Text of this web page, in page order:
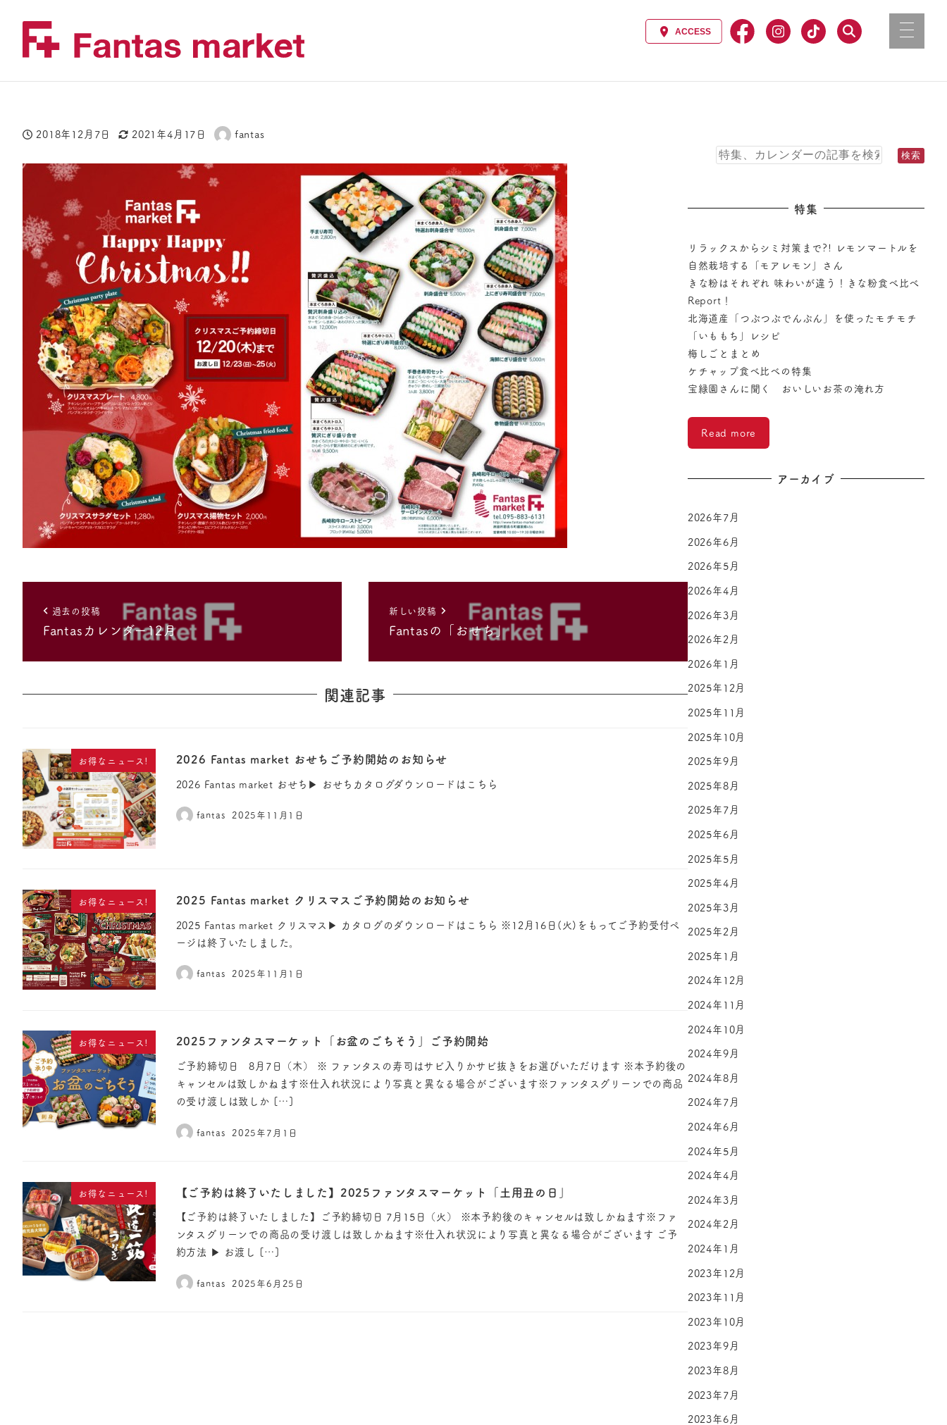
投稿日
2018年12月7日
更新日
2021年4月17日
著
fantas
過去の投稿
Fantasカレンダー12月
新しい投稿
Fantasの「おせち」
関連記事
お得なニュース! 2026 Fantas market おせちご予約開始のお知らせ
2026 Fantas market おせち▶︎ おせちカタログダウンロードはこちら
fantas 2025年11月1日
お得なニュース! 2025 Fantas market クリスマスご予約開始のお知らせ
2025 Fantas market クリスマス▶︎ カタログのダウンロードはこちら ※12月16日(火)をもってご予約受付ペ
ージは終了いたしました。
fantas 2025年11月1日
お得なニュース! 2025ファンタスマーケット「お盆のごちそう」ご予約開始
ご予約締切日 8月7日（木） ※ ファンタスの寿司はサビ入りかサビ抜きをお選びいただけます ※本予約後の
キャンセルは致しかねます※仕入れ状況により写真と異なる場合がございます※ファンタスグリーンでの商品
の受け渡しは致しか […]
fantas 2025年7月1日
お得なニュース! 【ご予約は終了いたしました】2025ファンタスマーケット「土用丑の日」
【ご予約は終了いたしました】ご予約締切日 7月15日（火） ※本予約後のキャンセルは致しかねます※ファ
ンタスグリーンでの商品の受け渡しは致しかねます※仕入れ状況により写真と異なる場合がございます ご予
約方法 ▶︎ お渡し […]
fantas 2025年6月25日
特集
リラックスからシミ対策まで?! レモンマートルを
自然栽培する「モアレモン」さん
きな粉はそれぞれ 味わいが違う！きな粉食べ比べ
Report！
北海道産「つぶつぶでんぷん」を使ったモチモチ
「いももち」レシピ
梅しごとまとめ
ケチャップ食べ比べの特集
宝緑園さんに聞く おいしいお茶の淹れ方
Read more
アーカイブ
2026年7月
2026年6月
2026年5月
2026年4月
2026年3月
2026年2月
2026年1月
2025年12月
2025年11月
2025年10月
2025年9月
2025年8月
2025年7月
2025年6月
2025年5月
2025年4月
2025年3月
2025年2月
2025年1月
2024年12月
2024年11月
2024年10月
2024年9月
2024年8月
2024年7月
2024年6月
2024年5月
2024年4月
2024年3月
2024年2月
2024年1月
2023年12月
2023年11月
2023年10月
2023年9月
2023年8月
2023年7月
2023年6月